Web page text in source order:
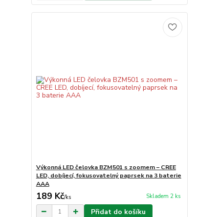
Výkonná LED čelovka BZM501 s zoomem – CREE
LED, dobíjecí, fokusovatelný paprsek na 3 baterie
AAA
189 Kč/ks Skladem 2 ks
Přidat do košíku